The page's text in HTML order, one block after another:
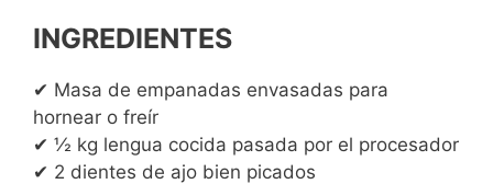
INGREDIENTES
✔ Masa de empanadas envasadas para
hornear o freír
✔ ½ kg lengua cocida pasada por el procesador
✔ 2 dientes de ajo bien picados